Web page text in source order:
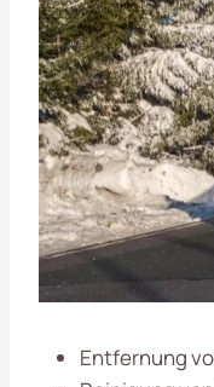
Entfernung